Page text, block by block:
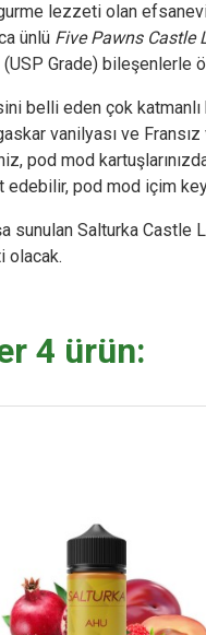
lezzeti olan
ünlü Five Pawns Castle
(USP Grade)
belli eden çok
vanilyası ve Fransız
pod mod
pod mod içim
Salturka Castle
olacak.
4 ürün: